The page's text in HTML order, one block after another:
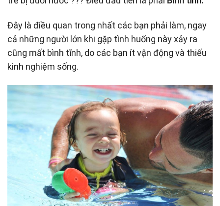
Đây là điều quan trong nhất các bạn phải làm, ngay
cả những người lớn khi gặp tình huống này xảy ra
cũng mất bình tĩnh, do các bạn ít vận động và thiếu
kinh nghiệm sống.